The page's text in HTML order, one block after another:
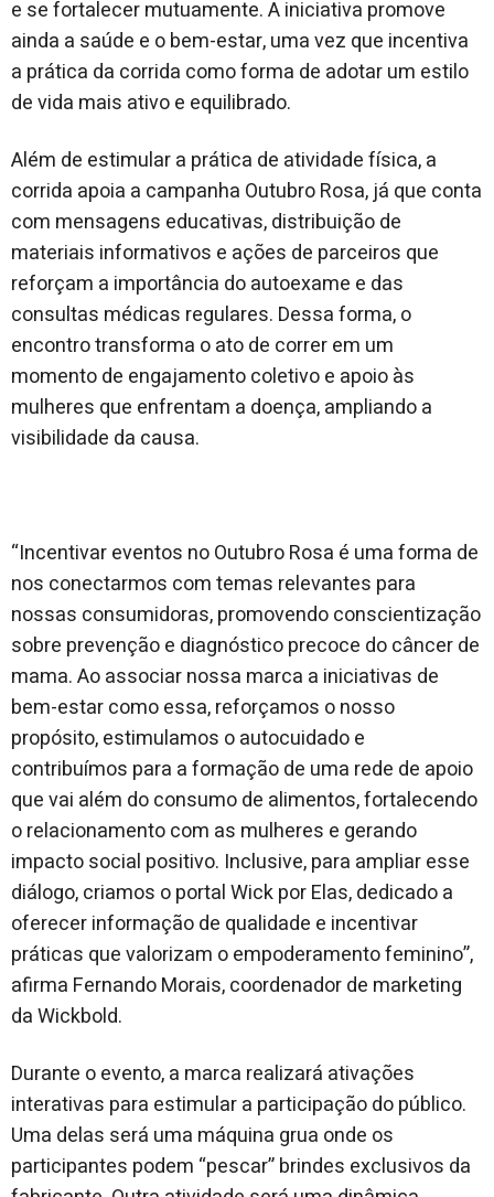
e se fortalecer mutuamente. A iniciativa promove
ainda a saúde e o bem-estar, uma vez que incentiva
a prática da corrida como forma de adotar um estilo
de vida mais ativo e equilibrado.
Além de estimular a prática de atividade física, a
corrida apoia a campanha Outubro Rosa, já que conta
com mensagens educativas, distribuição de
materiais informativos e ações de parceiros que
reforçam a importância do autoexame e das
consultas médicas regulares. Dessa forma, o
encontro transforma o ato de correr em um
momento de engajamento coletivo e apoio às
mulheres que enfrentam a doença, ampliando a
visibilidade da causa.
“Incentivar eventos no Outubro Rosa é uma forma de
nos conectarmos com temas relevantes para
nossas consumidoras, promovendo conscientização
sobre prevenção e diagnóstico precoce do câncer de
mama. Ao associar nossa marca a iniciativas de
bem-estar como essa, reforçamos o nosso
propósito, estimulamos o autocuidado e
contribuímos para a formação de uma rede de apoio
que vai além do consumo de alimentos, fortalecendo
o relacionamento com as mulheres e gerando
impacto social positivo. Inclusive, para ampliar esse
diálogo, criamos o portal Wick por Elas, dedicado a
oferecer informação de qualidade e incentivar
práticas que valorizam o empoderamento feminino”,
afirma Fernando Morais, coordenador de marketing
da Wickbold.
Durante o evento, a marca realizará ativações
interativas para estimular a participação do público.
Uma delas será uma máquina grua onde os
participantes podem “pescar” brindes exclusivos da